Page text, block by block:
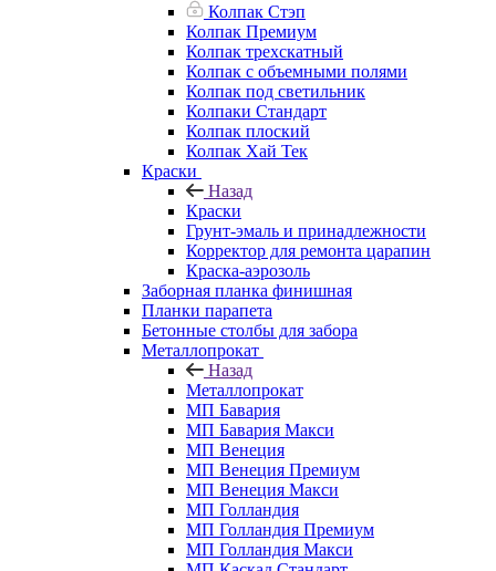
Колпак Стэп
Колпак Премиум
Колпак трехскатный
Колпак с объемными полями
Колпак под светильник
Колпаки Стандарт
Колпак плоский
Колпак Хай Тек
Краски
Назад
Краски
Грунт-эмаль и принадлежности
Корректор для ремонта царапин
Краска-аэрозоль
Заборная планка финишная
Планки парапета
Бетонные столбы для забора
Металлопрокат
Назад
Металлопрокат
МП Бавария
МП Бавария Макси
МП Венеция
МП Венеция Премиум
МП Венеция Макси
МП Голландия
МП Голландия Премиум
МП Голландия Макси